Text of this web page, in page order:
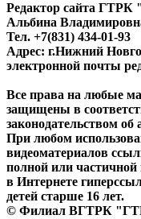
Редактор сайта
Альбина
Тел. +7(831) 434-01-93
Адрес: г.Нижний
электронной почты
Все права на любые
защищены в
законодательством
При любом
видеоматериалов
полной или частичной
в Интернете
детей старше 16 лет.
© Филиал ВГТРК